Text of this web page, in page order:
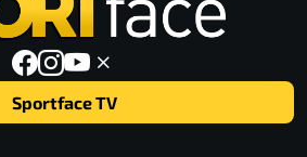
Sportface TV